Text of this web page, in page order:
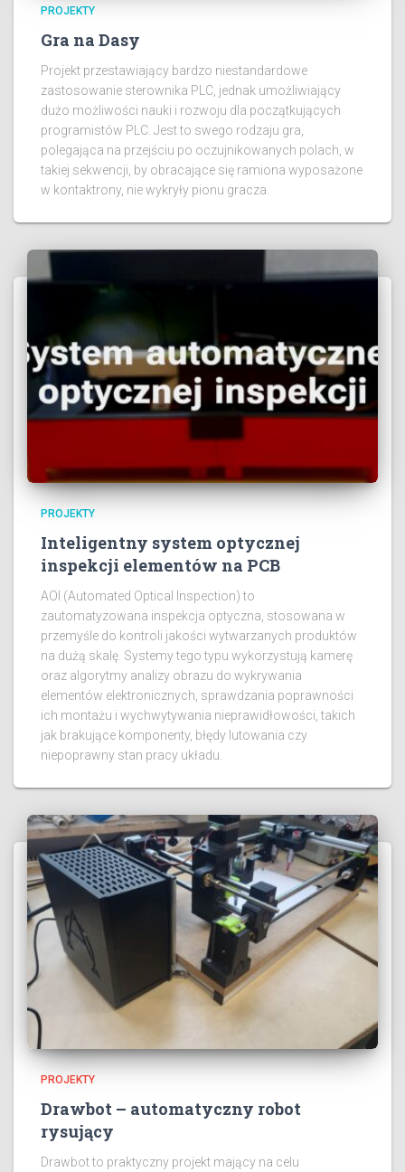
PROJEKTY
Gra na Dasy
Projekt przestawiający bardzo niestandardowe
zastosowanie sterownika PLC, jednak umożliwiający
dużo możliwości nauki i rozwoju dla początkujących
programistów PLC. Jest to swego rodzaju gra,
polegająca na przejściu po oczujnikowanych polach, w
takiej sekwencji, by obracające się ramiona wyposażone
w kontaktrony, nie wykryły pionu gracza.
PROJEKTY
Inteligentny system optycznej
inspekcji elementów na PCB
AOI (Automated Optical Inspection) to
zautomatyzowana inspekcja optyczna, stosowana w
przemyśle do kontroli jakości wytwarzanych produktów
na dużą skalę. Systemy tego typu wykorzystują kamerę
oraz algorytmy analizy obrazu do wykrywania
elementów elektronicznych, sprawdzania poprawności
ich montażu i wychwytywania nieprawidłowości, takich
jak brakujące komponenty, błędy lutowania czy
niepoprawny stan pracy układu.
PROJEKTY
Drawbot – automatyczny robot
rysujący
Drawbot to praktyczny projekt mający na celu